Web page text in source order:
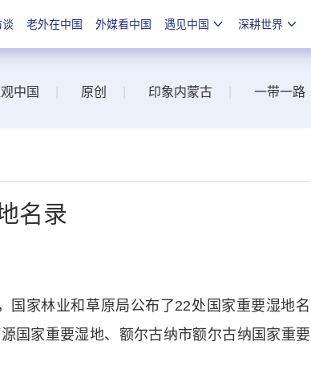
谈 老外在中国 外媒看中国 遇见中国 深耕世界
中国 原创 印象内蒙古 一带一路
名录
家林业和草原局公布了22处国家重要湿地名
国家重要湿地、额尔古纳市额尔古纳国家重要